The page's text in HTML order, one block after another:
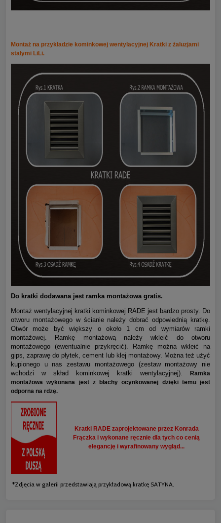
Montaż na przykładzie kominkowej wentylacyjnej Kratki z żaluzjami
stałymi LiLi.
Do kratki dodawana jest ramka montażowa gratis.
Montaż wentylacyjnej kratki kominkowej RADE jest bardzo prosty. Do
otworu montażowego w ścianie należy dobrać odpowiednią kratkę.
Otwór może być większy o około 1 cm od wymiarów ramki
montażowej. Ramkę montażową należy wkleić do otworu
montażowego (ewentualnie przykręcić). Ramkę można wkleić na
gips, zaprawę do płytek, cement lub klej montażowy. Można też użyć
kupionego u nas zestawu montażowego (zestaw montażowy nie
wchodzi w skład kominkowej kratki wentylacyjnej). Ramka
montażowa wykonana jest z blachy ocynkowanej dzięki temu jest
odporna na rdzę.
Kratki RADE zaprojektowane przez Konrada
Frączka i wykonane ręcznie dla tych co cenią
elegancję i wyrafinowany wygląd...
*Zdjęcia w galerii przedstawiają przykładową kratkę SATYNA.